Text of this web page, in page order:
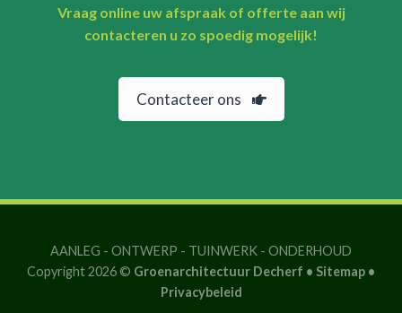
Vraag online uw afspraak of offerte aan wij
contacteren u zo spoedig mogelijk!
Contacteer ons
AANLEG - ONTWERP - TUINWERK - ONDERHOUD
Copyright 2026 © Groenarchitectuur Decherf • Sitemap •
Privacybeleid